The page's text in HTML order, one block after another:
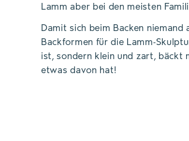
Lamm aber bei den meisten
Damit sich beim Backen
Backformen für die Lamm-
ist, sondern klein und zart, bäckt
etwas davon hat!